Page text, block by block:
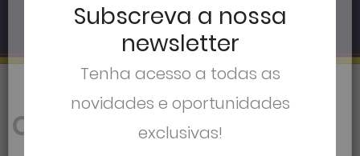
Queen Symphonic
Subscreva a nossa
newsletter
Tenha acesso a todas as
novidades e oportunidades
exclusivas!